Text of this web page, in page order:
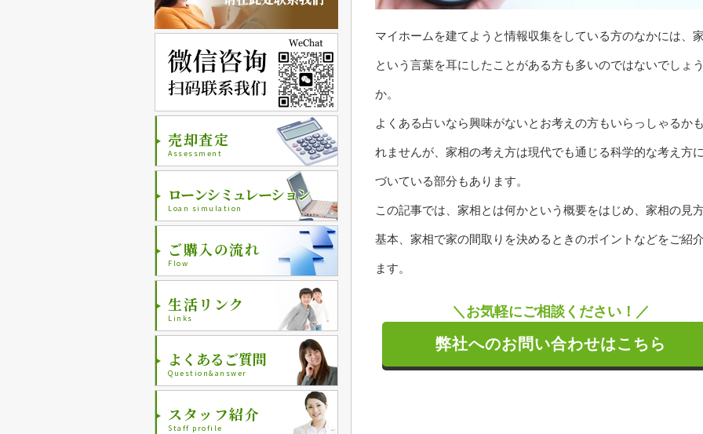
マイホームを建てようと情報収集をしている方のなかには、
という言葉を耳にしたことがある方も多いのではないでしょう
か。
よくある占いなら興味がないとお考えの方もいらっしゃるか
れませんが、家相の考え方は現代でも通じる科学的な考え方
づいている部分もあります。
この記事では、家相とは何かという概要をはじめ、家相の見
基本、家相で家の間取りを決めるときのポイントなどをご紹
ます。
＼お気軽にご相談ください！／
弊社へのお問い合わせはこちら
売却査定
Assessment
ローンシミュレーション
Loan simulation
ご購入の流れ
Flow
生活リンク
Links
よくあるご質問
Question&answer
スタッフ紹介
Staff profile